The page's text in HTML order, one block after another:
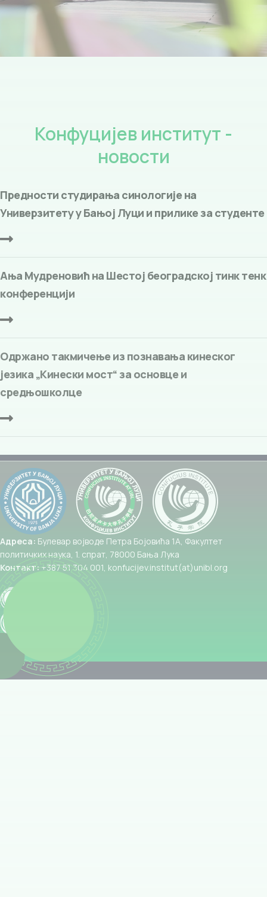
Конфуцијев институт -
новости
Предности студирања синологије на
Универзитету у Бањој Луци и прилике за студенте
Ања Мудреновић на Шестој београдској тинк тенк
конференцији
Одржано такмичење из познавања кинеског
језика „Кинески мост“ за основце и
средњошколце
Адреса: Булевар војводе Петра Бојовића 1А, Факултет
политичких наука, 1. спрат, 78000 Бања Лука
Контакт:+387 51 304 001, konfucijev.institut(at)unibl.org